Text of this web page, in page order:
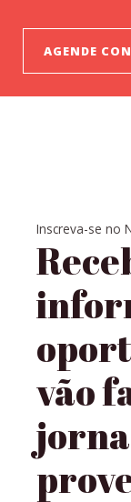
AGENDE
Inscreva-se no
vão